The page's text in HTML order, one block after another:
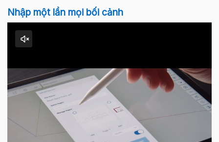
Nhập một lần mọi bối cảnh